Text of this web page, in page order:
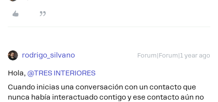
rodrigo_silvano Forum|Forum|1 year ago
Hola, ​ @TRES INTERIORES
Cuando inicias una conversación con un contacto que
nunca había interactuado contigo y ese contacto aún no